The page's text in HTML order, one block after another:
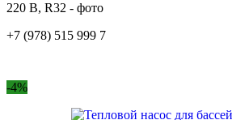
+7 (978) 515 999 7
-4%